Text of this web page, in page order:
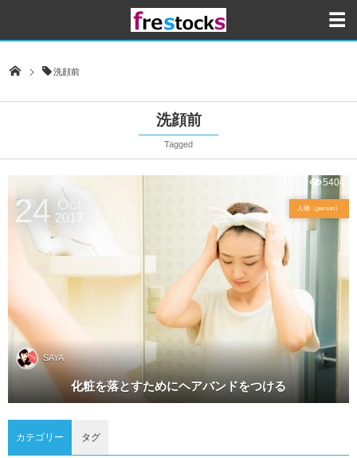
洗顔前
洗顔前
Tagged
SAYA
化粧を落とすためにヘアバンドをつける
24 Oct
2017
人物（person）
5404
カテゴリー タグ